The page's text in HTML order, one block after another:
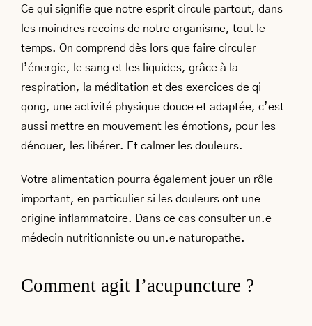
Ce qui signifie que notre esprit circule partout, dans
les moindres recoins de notre organisme, tout le
temps. On comprend dès lors que faire circuler
l’énergie, le sang et les liquides, grâce à la
respiration, la méditation et des exercices de qi
qong, une activité physique douce et adaptée, c’est
aussi mettre en mouvement les émotions, pour les
dénouer, les libérer. Et calmer les douleurs.
Votre alimentation pourra également jouer un rôle
important, en particulier si les douleurs ont une
origine inflammatoire. Dans ce cas consulter un.e
médecin nutritionniste ou un.e naturopathe.
Comment agit l’acupuncture ?